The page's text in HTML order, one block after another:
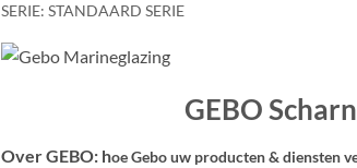
SERIE: STANDAARD SERIE
GEBO
Over GEBO: hoe Gebo uw producten& diensten